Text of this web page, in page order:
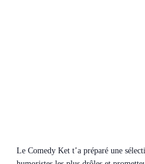
Le Comedy Ket t’a préparé une